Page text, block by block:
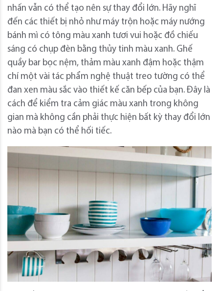
nhấn vẫn có thể tạo nên sự thay đổi lớn. Hãy nghĩ
đến các thiết bị nhỏ như máy trộn hoặc máy nướng
bánh mì có tông màu xanh tươi vui hoặc đồ chiếu
sáng có chụp đèn bằng thủy tinh màu xanh. Ghế
quầy bar bọc nệm, thảm màu xanh đậm hoặc thậm
chí một vài tác phẩm nghệ thuật treo tường có thể
đan xen màu sắc vào thiết kế căn bếp của bạn. Đây là
cách để kiểm tra cảm giác màu xanh trong không
gian mà không cần phải thực hiện bất kỳ thay đổi lớn
nào mà bạn có thể hối tiếc.